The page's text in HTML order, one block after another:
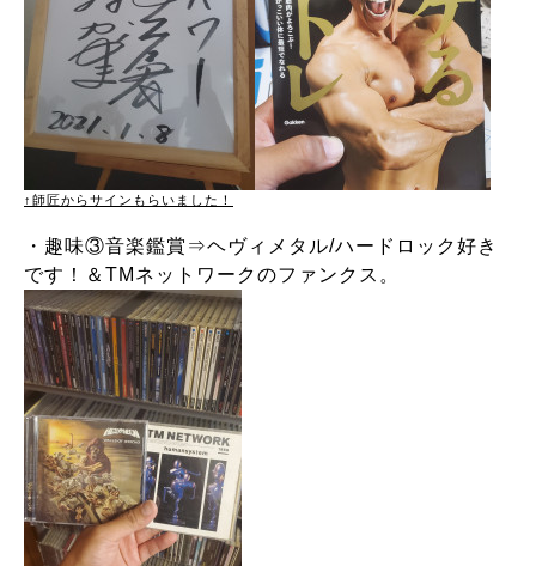
↑師匠からサインもらいました！
・趣味③音楽鑑賞⇒ヘヴィメタル/ハードロック好き
です！＆TMネットワークのファンクス。